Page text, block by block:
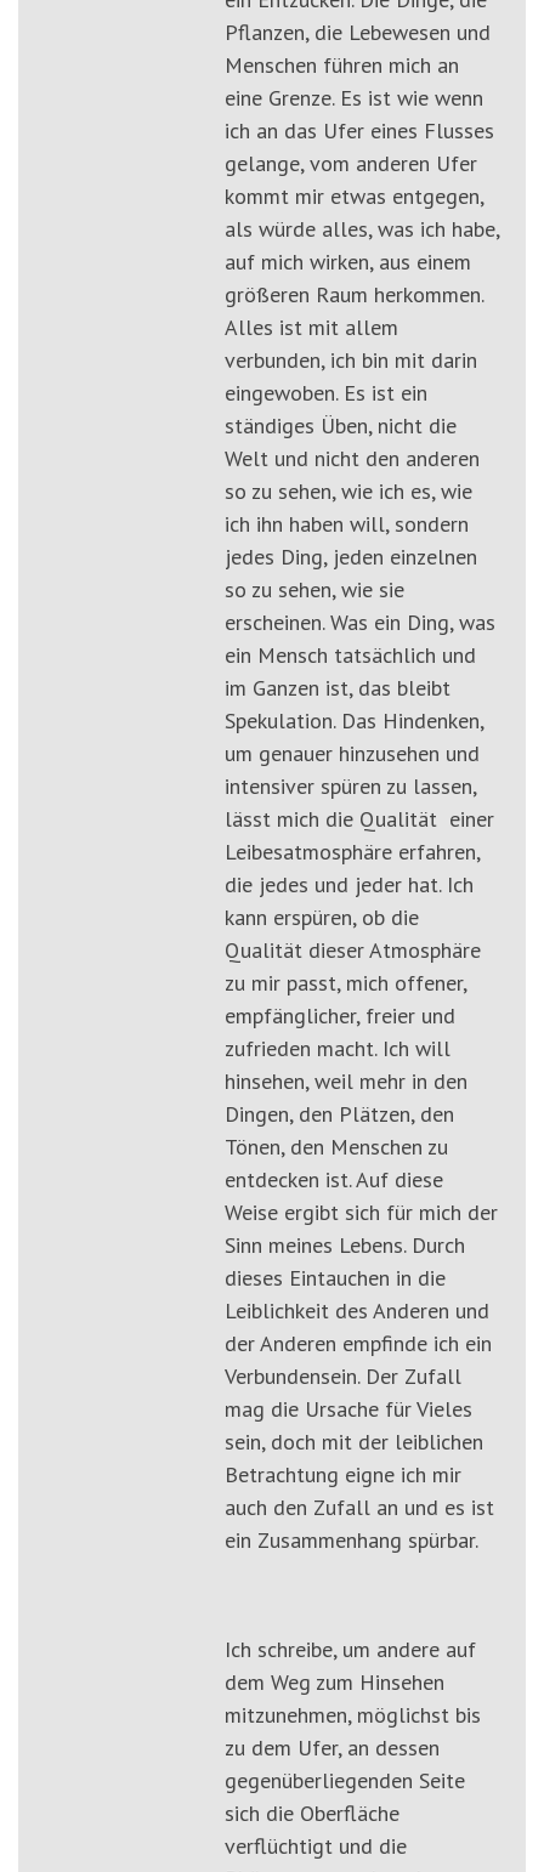
Pflanzen, die Lebewesen und
Menschen führen mich an
eine Grenze. Es ist wie wenn
ich an das Ufer eines Flusses
gelange, vom anderen Ufer
kommt mir etwas entgegen,
als würde alles, was ich habe,
auf mich wirken, aus einem
größeren Raum herkommen.
Alles ist mit allem
verbunden, ich bin mit darin
eingewoben. Es ist ein
ständiges Üben, nicht die
Welt und nicht den anderen
so zu sehen, wie ich es, wie
ich ihn haben will, sondern
jedes Ding, jeden einzelnen
so zu sehen, wie sie
erscheinen. Was ein Ding, was
ein Mensch tatsächlich und
im Ganzen ist, das bleibt
Spekulation. Das Hindenken,
um genauer hinzusehen und
intensiver spüren zu lassen,
lässt mich die Qualität einer
Leibesatmosphäre erfahren,
die jedes und jeder hat. Ich
kann erspüren, ob die
Qualität dieser Atmosphäre
zu mir passt, mich offener,
empfänglicher, freier und
zufrieden macht. Ich will
hinsehen, weil mehr in den
Dingen, den Plätzen, den
Tönen, den Menschen zu
entdecken ist. Auf diese
Weise ergibt sich für mich der
Sinn meines Lebens. Durch
dieses Eintauchen in die
Leiblichkeit des Anderen und
der Anderen empfinde ich ein
Verbundensein. Der Zufall
mag die Ursache für Vieles
sein, doch mit der leiblichen
Betrachtung eigne ich mir
auch den Zufall an und es ist
ein Zusammenhang spürbar.
Ich schreibe, um andere auf
dem Weg zum Hinsehen
mitzunehmen, möglichst bis
zu dem Ufer, an dessen
gegenüberliegenden Seite
sich die Oberfläche
verflüchtigt und die